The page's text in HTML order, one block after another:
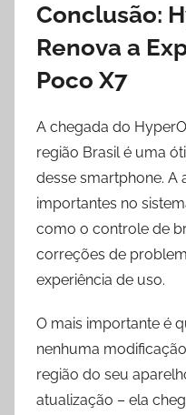
Conclusão:
Renova a
Poco X7
A chegada do
região Brasil é uma
desse smartphone. A
importantes no
como o controle de
correções de
experiência de uso.
O mais importante é
nenhuma
região do seu
atualização – ela